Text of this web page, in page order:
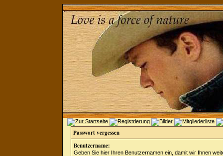
Passwort vergessen
Benutzername:
Geben Sie hier Ihren Benutzernamen ein, damit wir Ihnen